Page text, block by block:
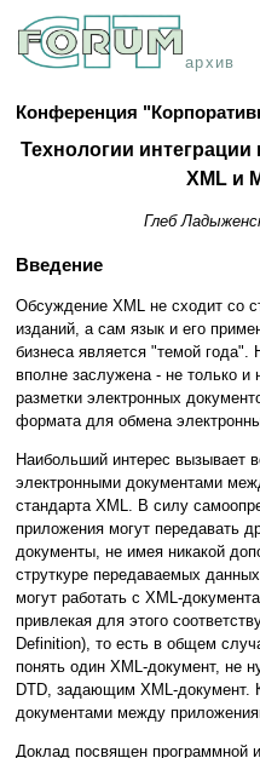
архив
Конференция
Технологии
XML и
Глеб
Введение
Обсуждение XML не сходит со
изданий, а сам язык и его
бизнеса является "темой года".
вполне заслужена - не только и
разметки электронных
формата для обмена
Наибольший интерес вызывает
электронными документами
стандарта XML. В силу
приложения могут передавать
документы, не имея никакой
струткуре передаваемых
могут работать с XML-
привлекая для этого
Definition), то есть в общем
понять один XML-документ, не
DTD, задающим XML-документ.
документами между
Доклад посвящен программной